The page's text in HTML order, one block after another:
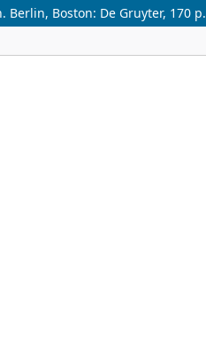
Boston: De Gruyter, 170 p.